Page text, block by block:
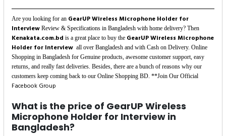
Are you looking for an GearUP Wireless Microphone Holder for
Interview Review & Specifications in Bangladesh with home delivery? Then
Kenakata.com.bd is a great place to buy the GearUP Wireless Microphone
Holder for Interview all over Bangladesh and with Cash on Delivery. Online
Shopping in Bangladesh for Genuine products, awesome customer support, easy
returns, and really fast deliveries. Besides, there are a bunch of reasons why our
customers keep coming back to our Online Shopping BD. **Join Our Official
Facebook Group
What is the price of GearUP Wireless
Microphone Holder for Interview in
Bangladesh?